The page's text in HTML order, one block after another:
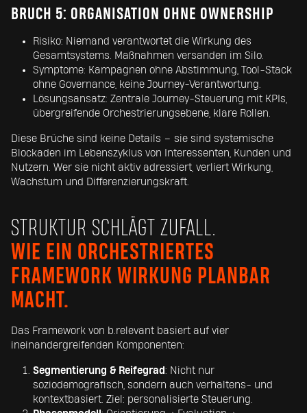
BRUCH 5: ORGANISATION OHNE OWNERSHIP
Risiko: Niemand verantwortet die Wirkung des
Gesamtsystems. Maßnahmen versanden im Silo.
Symptome: Kampagnen ohne Abstimmung, Tool-Stack
ohne Governance, keine Journey-Verantwortung.
Lösungsansatz: Zentrale Journey-Steuerung mit KPIs,
übergreifende Orchestrierungsebene, klare Rollen.
Diese Brüche sind keine Details – sie sind systemische
Blockaden im Lebenszyklus von Interessenten, Kunden und
Nutzern. Wer sie nicht aktiv adressiert, verliert Wirkung,
Wachstum und Differenzierungskraft.
STRUKTUR SCHLÄGT ZUFALL.
WIE EIN ORCHESTRIERTES
FRAMEWORK WIRKUNG PLANBAR
MACHT.
Das Framework von b.relevant basiert auf vier
ineinandergreifenden Komponenten:
Segmentierung & Reifegrad : Nicht nur
soziodemografisch, sondern auch verhaltens- und
kontextbasiert. Ziel: personalisierte Steuerung.